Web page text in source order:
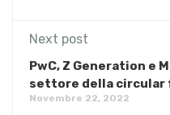
Next post
PwC, Z Generation e
settore della circular
Novembre 22, 2022